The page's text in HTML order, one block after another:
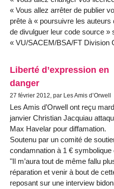
« Vous allez arrêter de publier
prête à « poursuivre les
de divulguer leur code source »
« VU/SACEM/BSA/FT Division
Liberté d’expression en
danger
27 février 2012, par Les Amis d’Orwell
Les Amis d’Orwell ont reçu
janvier Christian Jacquiau
Max Havelar pour diffamation.
Soutenu par un comité de
condamnation à 1 € symbolique
"Il m’aura tout de même fallu
réparation et venir à bout de
reposant sur une interview